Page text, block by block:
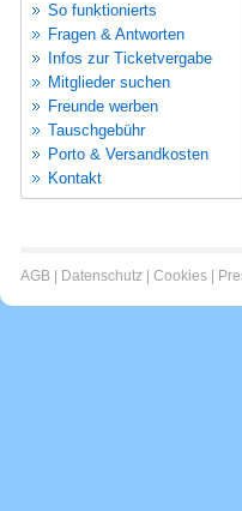
So funktionierts
Fragen & Antworten
Infos zur Ticketvergabe
Mitglieder suchen
Freunde werben
Tauschgebühr
Porto & Versandkosten
Kontakt
AGB Datenschutz Cookies